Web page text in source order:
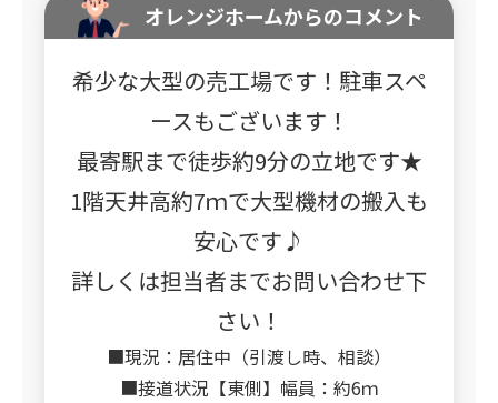
オレンジホームからのコメント
希少な大型の売工場です！駐車スペ
ースもございます！
最寄駅まで徒歩約9分の立地です★
1階天井高約7ｍで大型機材の搬入も
安心です♪
詳しくは担当者までお問い合わせ下
さい！
■現況：居住中（引渡し時、相談）
■接道状況【東側】幅員：約6ｍ